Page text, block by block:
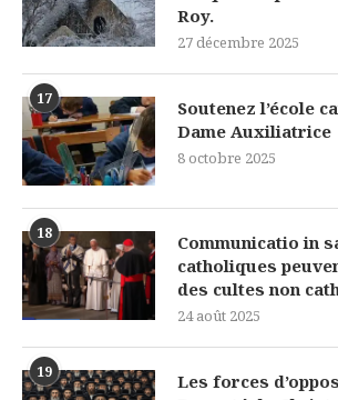
Roy.
27 décembre 2025
17
Soutenez l’école
Dame Auxiliatrice
8 octobre 2025
18
Communicatio in
catholiques
des cultes non
24 août 2025
19
Les forces